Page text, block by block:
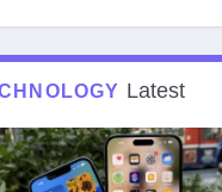
Latest